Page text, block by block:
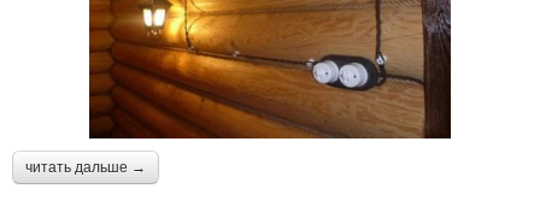
читать дальше →